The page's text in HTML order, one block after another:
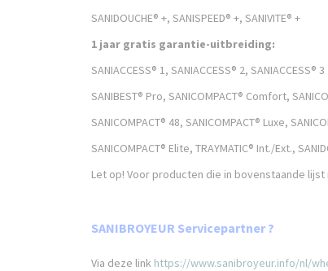
SANIDOUCHE® +, SANISPEED® +, SANIVITE® +
1 jaar gratis garantie-uitbreiding:
SANIACCESS® 1, SANIACCESS® 2, SANIACCESS® 3
SANIBEST® Pro, SANICOMPACT® Comfort,
SANICOMPACT® 48, SANICOMPACT® Luxe,
SANICOMPACT® Elite, TRAYMATIC® Int./Ext.,
Let op! Voor producten die in bovenstaande
SANIBROYEUR Servicepartner ?
Via deze link https://www.sanibroyeur.info/nl/